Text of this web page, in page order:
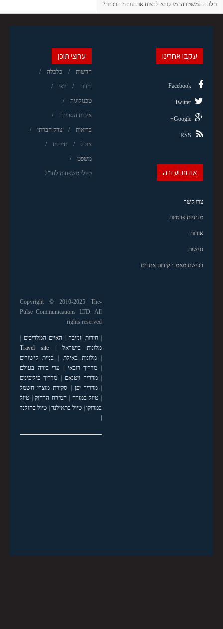
תלונה למשטרה: מי קורא לרצוח את עובדי הרכבת?
ערוצי תוכן
חדשות כלכלה
בידור יופי
טכנולוגיה
איכות הסביבה
בריאות צדק חברתי
אוכל תיירות
משפט
טיולי משפחות לחו"ל
עקבו אחרינו
Facebook
Twitter
Google+
RSS
אודות ועזרה
צרו קשר
מדיניות פרטיות
אודות
נגישות
רכישת מאמרי קידום אתרים
Copyright © 2010-2025 The-
Pulse Communications LTD. All
rights reserved
|חידות |זנזיבר | האיים המלדיבים |
מלונות בישראל |
Travel site
|מלונות באילת | בניית קישורים
| מדריך דובאי | ערי בירה בעולם
|מדריך ויטנאם | מדריך פיליפינים
|מדריך יפן | סקירת מוצרי חשמל
| טיול במזרח | המזרח הרחוק| טיול
במרוקו| טיול בתאילנד| טיול בהולנד
|